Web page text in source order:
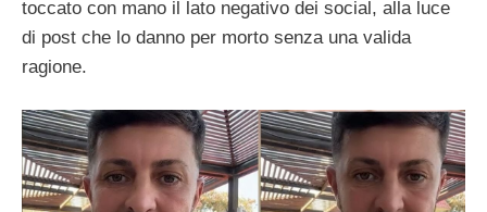
toccato con mano il lato negativo dei social, alla luce
di post che lo danno per morto senza una valida
ragione.